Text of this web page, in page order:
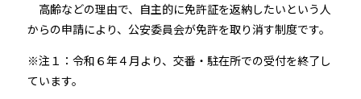
高齢などの理由で、自主的に免許証を返納したいという人
からの申請により、公安委員会が免許を取り消す制度です。
※注１：令和６年４月より、交番・駐在所での受付を終了し
ています。